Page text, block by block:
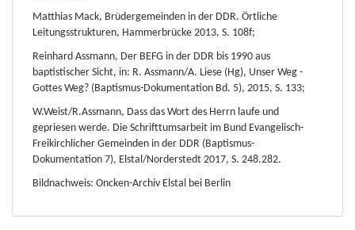
Matthias Mack, Brüdergemeinden in der DDR. Örtliche
Leitungsstrukturen, Hammerbrücke 2013, S. 108f;
Reinhard Assmann, Der BEFG in der DDR bis 1990 aus
baptistischer Sicht, in: R. Assmann/A. Liese (Hg), Unser Weg -
Gottes Weg? (Baptismus-Dokumentation Bd. 5), 2015, S. 133;
W.Weist/R.Assmann, Dass das Wort des Herrn laufe und
gepriesen werde. Die Schrifttumsarbeit im Bund Evangelisch-
Freikirchlicher Gemeinden in der DDR (Baptismus-
Dokumentation 7), Elstal/Norderstedt 2017, S. 248.282.
Bildnachweis: Oncken-Archiv Elstal bei Berlin